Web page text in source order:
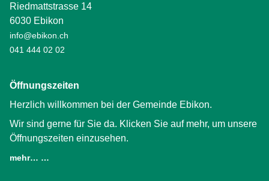
Riedmattstrasse 14
6030 Ebikon
info@ebikon.ch
041 444 02 02
Öffnungszeiten
Herzlich willkommen bei der Gemeinde Ebikon.
Wir sind gerne für Sie da. Klicken Sie auf mehr, um unsere
Öffnungszeiten einzusehen.
mehr… …